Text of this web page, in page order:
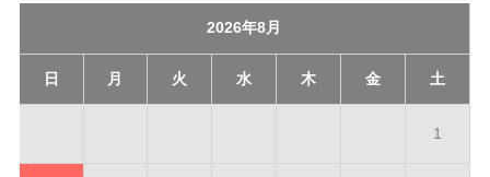
2026年8月
日 月 火 水 木 金 土
1